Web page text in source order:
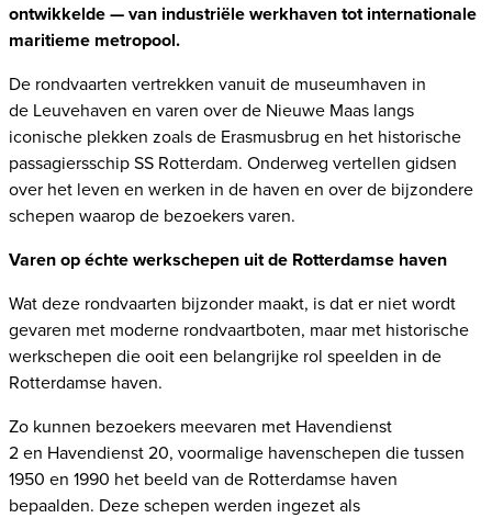
ontwikkelde — van industriële werkhaven tot internationale
maritieme metropool.
De rondvaarten vertrekken vanuit de museumhaven in
de Leuvehaven en varen over de Nieuwe Maas langs
iconische plekken zoals de Erasmusbrug en het historische
passagiersschip SS Rotterdam. Onderweg vertellen gidsen
over het leven en werken in de haven en over de bijzondere
schepen waarop de bezoekers varen.
Varen op échte werkschepen uit de Rotterdamse haven
Wat deze rondvaarten bijzonder maakt, is dat er niet wordt
gevaren met moderne rondvaartboten, maar met historische
werkschepen die ooit een belangrijke rol speelden in de
Rotterdamse haven.
Zo kunnen bezoekers meevaren met Havendienst
2 en Havendienst 20, voormalige havenschepen die tussen
1950 en 1990 het beeld van de Rotterdamse haven
bepaalden. Deze schepen werden ingezet als